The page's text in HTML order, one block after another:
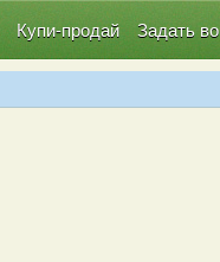
Купи-продай Задать